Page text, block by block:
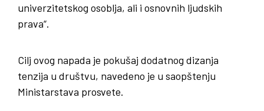
univerzitetskog osoblja, ali i osnovnih ljudskih
prava“.
Cilj ovog napada je pokušaj dodatnog dizanja
tenzija u društvu, navedeno je u saopštenju
Ministarstava prosvete.